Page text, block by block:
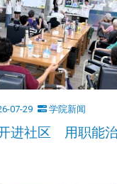
07-29 学院新闻
进社区 用职能